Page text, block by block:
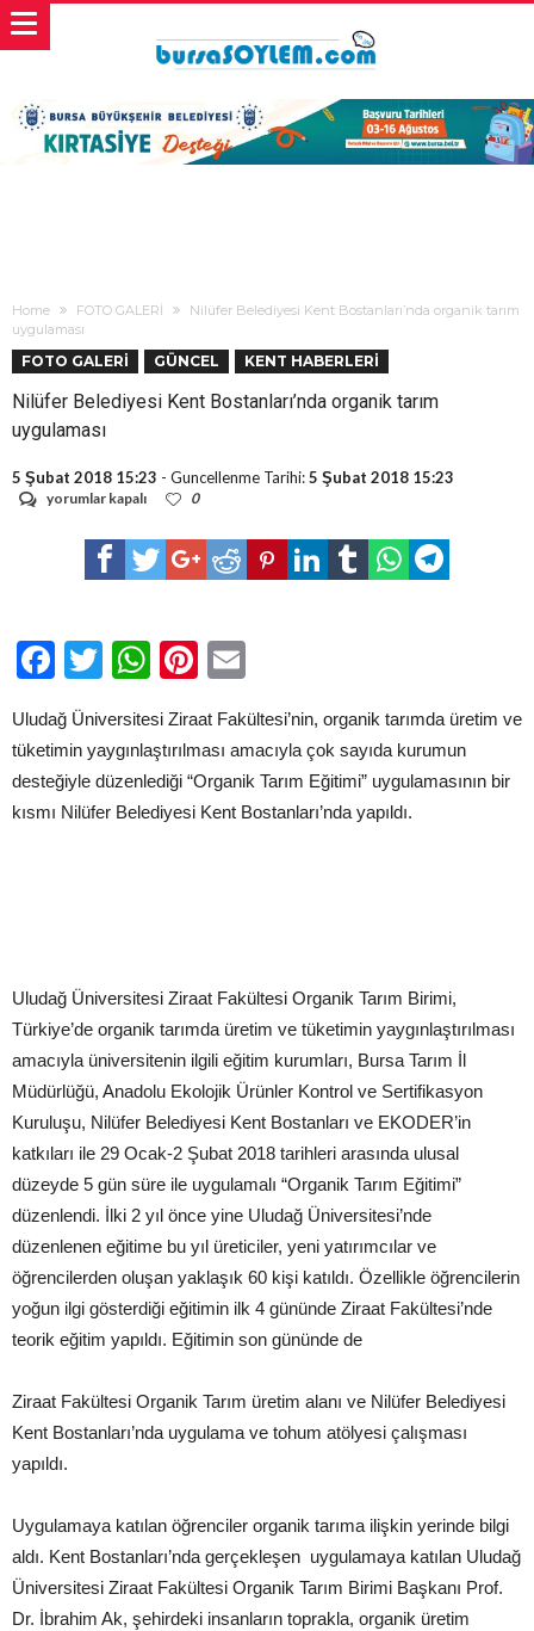
Home FOTO GALERİ
Nilüfer Belediyesi Kent Bostanları’nda organik tarım
uygulaması
FOTO GALERİ GÜNCEL KENT HABERLERİ
Nilüfer Belediyesi Kent Bostanları’nda organik tarım
uygulaması
5 Şubat 2018 15:23 - Guncellenme Tarihi:5 Şubat 2018 15:23
Nilüfer
Bostanları’nda
yorumlar kapalı 0
Facebook
TwitterWhatsApp
Pinterest
Uludağ Üniversitesi Ziraat Fakültesi’nin, organik tarımda üretim ve
tüketimin yaygınlaştırılması amacıyla çok sayıda kurumun
desteğiyle düzenlediği “Organik Tarım Eğitimi” uygulamasının bir
kısmı Nilüfer Belediyesi Kent Bostanları’nda yapıldı.
Uludağ Üniversitesi Ziraat Fakültesi Organik Tarım Birimi,
Türkiye’de organik tarımda üretim ve tüketimin yaygınlaştırılması
amacıyla üniversitenin ilgili eğitim kurumları, Bursa Tarım İl
Müdürlüğü, Anadolu Ekolojik Ürünler Kontrol ve Sertifikasyon
Kuruluşu, Nilüfer Belediyesi Kent Bostanları ve EKODER’in
katkıları ile 29 Ocak-2 Şubat 2018 tarihleri arasında ulusal
düzeyde 5 gün süre ile uygulamalı “Organik Tarım Eğitimi”
düzenlendi. İlki 2 yıl önce yine Uludağ Üniversitesi’nde
düzenlenen eğitime bu yıl üreticiler, yeni yatırımcılar ve
öğrencilerden oluşan yaklaşık 60 kişi katıldı. Özellikle öğrencilerin
yoğun ilgi gösterdiği eğitimin ilk 4 gününde Ziraat Fakültesi’nde
teorik eğitim yapıldı. Eğitimin son gününde de
Ziraat Fakültesi Organik Tarım üretim alanı ve Nilüfer Belediyesi
Kent Bostanları’nda uygulama ve tohum atölyesi çalışması
yapıldı.
Uygulamaya katılan öğrenciler organik tarıma ilişkin yerinde bilgi
aldı. Kent Bostanları’nda gerçekleşen uygulamaya katılan Uludağ
Üniversitesi Ziraat Fakültesi Organik Tarım Birimi Başkanı Prof.
Dr. İbrahim Ak, şehirdeki insanların toprakla, organik üretim